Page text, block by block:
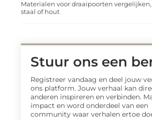
Materialen voor draaipoorten
staal of hout
Stuur ons een
Registreer vandaag en deel jouw
ons platform. Jouw verhaal kan
anderen inspireren en verbinden.
impact en word onderdeel van een
community waar verhalen ertoe